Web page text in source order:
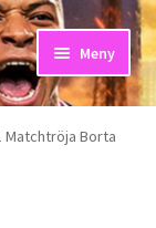
Meny
Matchtröja Borta